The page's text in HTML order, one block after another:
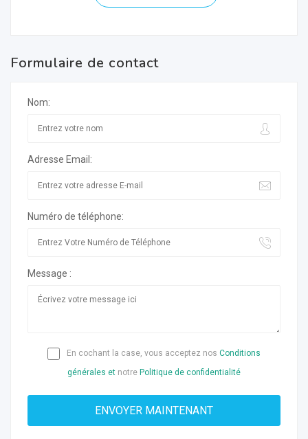
Formulaire de contact
Nom:
Adresse Email:
Numéro de téléphone:
Message :
En cochant la case, vous acceptez nos Conditions
générales et notre Politique de confidentialité